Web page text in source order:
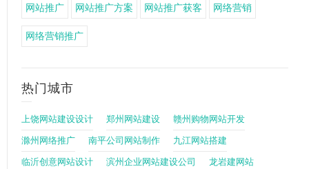
网站推广 网站推广方案 网站推广获客 网络营销
网络营销推广
热门城市
上饶网站建设设计 郑州网站建设 赣州购物网站开发
滁州网络推广 南平公司网站制作 九江网站搭建
临沂创意网站设计 滨州企业网站建设公司 龙岩建网站